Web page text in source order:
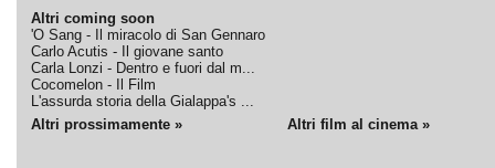
Altri coming soon
'O Sang - Il miracolo di San Gennaro
Carlo Acutis - Il giovane santo
Carla Lonzi - Dentro e fuori dal m...
Cocomelon - Il Film
L'assurda storia della Gialappa's ...
Altri prossimamente » Altri film al cinema »